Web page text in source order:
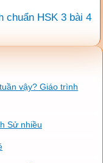
chuẩn HSK 3 bài 4
vậy? Giáo trình
Sử nhiều